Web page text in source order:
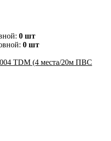
0 шт
0 шт
TDM (4 места/20м ПВС